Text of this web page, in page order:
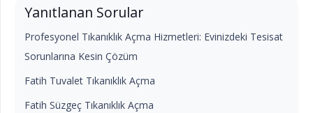
Yanıtlanan Sorular
Profesyonel Tıkanıklık Açma Hizmetleri: Evinizdeki Tesisat
Sorunlarına Kesin Çözüm
Fatih Tuvalet Tıkanıklık Açma
Fatih Süzgeç Tıkanıklık Açma